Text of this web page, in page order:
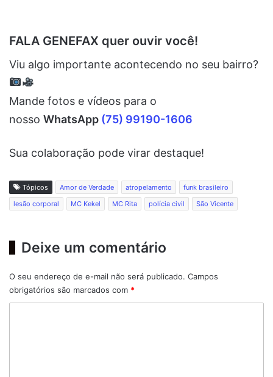
FALA GENEFAX quer ouvir você!
Viu algo importante acontecendo no seu bairro?
Mande fotos e vídeos para o
nosso WhatsApp (75) 99190-1606
Sua colaboração pode virar destaque!
Tópicos Amor de Verdade atropelamento
funk brasileiro
lesão corporal
MC Kekel MC Rita polícia civil São Vicente
Deixe um comentário
O seu endereço de e-mail não será publicado. Campos
obrigatórios são marcados com *